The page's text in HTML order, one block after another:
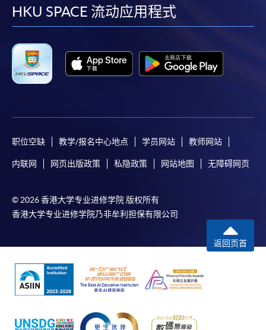
facebook
youtube
linkedin
HKU SPACE 流动应用程式
职位空缺 教学/报名中心地点 学员网站 教师网站
内联网 网页出版政策 私隐政策 网站地图 无障碍网页
© 2026 香港大学专业进修学院 版权所有
香港大学专业进修学院乃非牟利担保有限公司
返回页首